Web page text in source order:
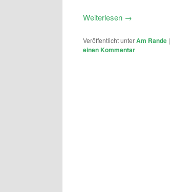
Weiterlesen →
Veröffentlicht unterAm Rande |
einen Kommentar